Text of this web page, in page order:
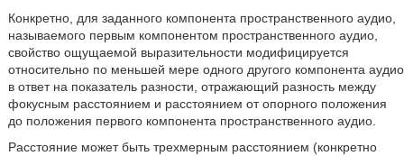
Конкретно, для заданного компонента пространственного аудио,
называемого первым компонентом пространственного аудио,
свойство ощущаемой выразительности модифицируется
относительно по меньшей мере одного другого компонента аудио
в ответ на показатель разности, отражающий разность между
фокусным расстоянием и расстоянием от опорного положения
до положения первого компонента пространственного аудио.
Расстояние может быть трехмерным расстоянием (конкретно